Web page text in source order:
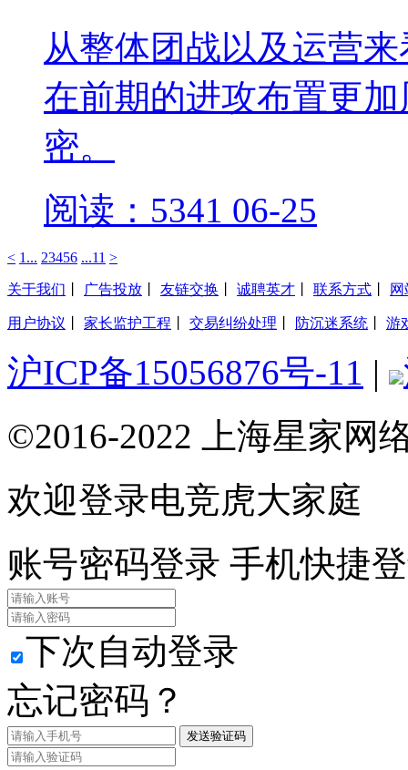
从整体团战以及运营
在前期的进攻布置更
密。
阅读：5341 06-25
< 1... 23456 ...11 >
关于我们 广告投放 友链交换 诚聘英才 联系方式
用户协议 家长监护工程 交易纠纷处理 防沉迷系统 游
沪ICP备15056876号-11 |
©2016-2022 上海星家网
欢迎登录电竞虎大家庭
账号密码登录 手机快捷
下次自动登录
忘记密码？
发送验证码